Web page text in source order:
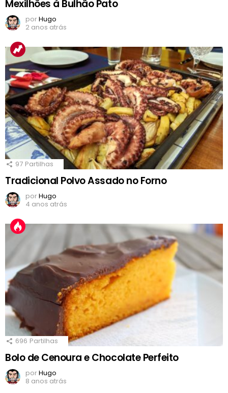
Mexilhões à Bulhão Pato
porHugo
2 anos atrás
97 Partilhas
Tradicional Polvo Assado no Forno
porHugo
4 anos atrás
696 Partilhas
Bolo de Cenoura e Chocolate Perfeito
porHugo
8 anos atrás